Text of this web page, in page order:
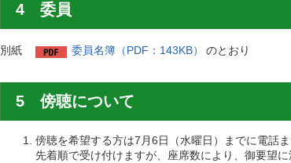
4 委員
別紙 委員名簿（PDF：143KB） のとおり
5 傍聴について
傍聴を希望する方は7月6日（水曜日）までに電話
先着順で受け付けますが、座席数により、御要望に